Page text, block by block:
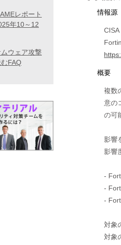
情報源
概要
複数
意の
の可
影響
影響
-
-
-
対象
対象
レポート
年10～12
ウェア攻撃
FAQ